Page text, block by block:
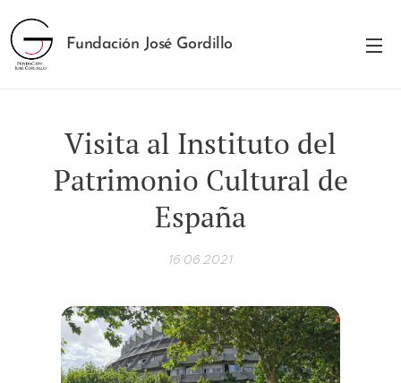
Fundación José Gordillo
Visita al Instituto del
Patrimonio Cultural de
España
16.06.2021